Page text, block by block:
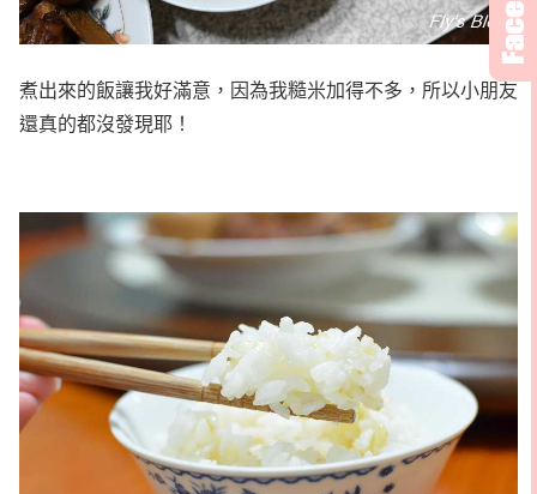
煮出來的飯讓我好滿意，因為我糙米加得不多，所以小朋友
還真的都沒發現耶！